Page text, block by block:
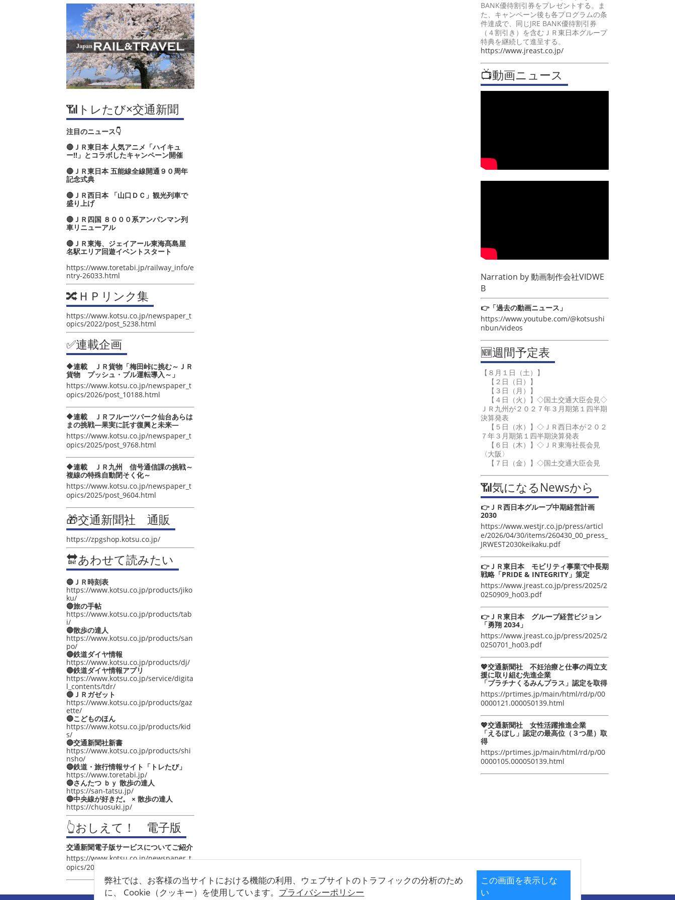
弊社では、お客様の当サイトにおける機能の利用、ウェブサイトのトラフィックの分析のため
に、 Cookie（クッキー）を使用しています。 プライバシーポリシー
この画面を表示しな
い
📶トレたび×交通新聞
注目のニュース👇
🔴ＪＲ東日本 人気アニメ「ハイキュ
ー‼」とコラボしたキャンペーン開催
🔴ＪＲ東日本 五能線全線開通９０周年
記念式典
🔴ＪＲ西日本 「山口ＤＣ」観光列車で
盛り上げ
🔴ＪＲ四国 ８０００系アンパンマン列
車リニューアル
🔴ＪＲ東海、ジェイアール東海髙島屋
名駅エリア回遊イベントスタート
https://www.toretabi.jp/railway_info/e
ntry-26033.html
🔀ＨＰリンク集
https://www.kotsu.co.jp/newspaper_t
opics/2022/post_5238.html
✅連載企画
🔶連載 ＪＲ貨物「梅田峠に挑む～ＪＲ
貨物 プッシュ・プル運転導入～」
https://www.kotsu.co.jp/newspaper_t
opics/2026/post_10188.html
🔶連載 ＪＲフルーツパーク仙台あらは
まの挑戦―果実に託す復興と未来―
https://www.kotsu.co.jp/newspaper_t
opics/2025/post_9768.html
🔶連載 ＪＲ九州 信号通信課の挑戦～
複線の特殊自動閉そく化～
https://www.kotsu.co.jp/newspaper_t
opics/2025/post_9604.html
🎁交通新聞社 通販
https://zpgshop.kotsu.co.jp/
🔛あわせて読みたい
🔵ＪＲ時刻表
https://www.kotsu.co.jp/products/jiko
ku/
🔵旅の手帖
https://www.kotsu.co.jp/products/tab
i/
🔵散歩の達人
https://www.kotsu.co.jp/products/san
po/
🔵鉄道ダイヤ情報
https://www.kotsu.co.jp/products/dj/
🔵鉄道ダイヤ情報アプリ
https://www.kotsu.co.jp/service/digita
l_contents/tdr/
🔵ＪＲガゼット
https://www.kotsu.co.jp/products/gaz
ette/
🔵こどものほん
https://www.kotsu.co.jp/products/kid
s/
🔵交通新聞社新書
https://www.kotsu.co.jp/products/shi
nsho/
🔵鉄道・旅行情報サイト「トレたび」
https://www.toretabi.jp/
🔵さんたつ ｂｙ 散歩の達人
https://san-tatsu.jp/
🔵中央線が好きだ。 × 散歩の達人
https://chuosuki.jp/
👆おしえて！ 電子版
交通新聞電子版サービスについてご紹介
https://www.kotsu.co.jp/newspaper_t
opics/2021/post_4048.html
BANK優待割引券をプレゼントする。ま
た、キャンペーン後も各プログラムの条
件達成で、同じJRE BANK優待割引券
（４割引き）を含むＪＲ東日本グループ
特典を継続して進呈する。
https://www.jreast.co.jp/
📺動画ニュース
Narration by動画制作会社VIDWE
B
👉「過去の動画ニュース」
https://www.youtube.com/@kotsushi
nbun/videos
🆕週間予定表
【８月１日（土）】
【２日（日）】
【３日（月）】
【４日（火）】◇国土交通大臣会見◇
ＪＲ九州が２０２７年３月期第１四半期
決算発表
【５日（水）】◇ＪＲ西日本が２０２
７年３月期第１四半期決算発表
【６日（木）】◇ＪＲ東海社長会見
〈大阪〉
【７日（金）】◇国土交通大臣会見
📶気になるNewsから
👉ＪＲ西日本グループ中期経営計画
2030
https://www.westjr.co.jp/press/articl
e/2026/04/30/items/260430_00_press_
JRWEST2030keikaku.pdf
👉ＪＲ東日本 モビリティ事業で中長期
戦略「PRIDE & INTEGRITY」策定
https://www.jreast.co.jp/press/2025/2
0250909_ho03.pdf
👉ＪＲ東日本 グループ経営ビジョン
「勇翔 2034」
https://www.jreast.co.jp/press/2025/2
0250701_ho03.pdf
💖交通新聞社 不妊治療と仕事の両立支
援に取り組む先進企業
「プラチナくるみんプラス」認定を取得
https://prtimes.jp/main/html/rd/p/00
0000121.000050139.html
💖交通新聞社 女性活躍推進企業
「えるぼし」認定の最高位（３つ星）取
得
https://prtimes.jp/main/html/rd/p/00
0000105.000050139.html